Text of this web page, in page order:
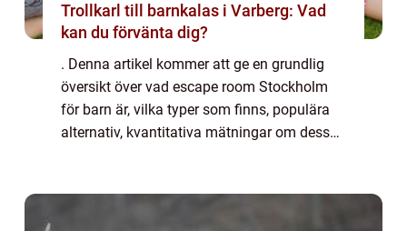
Trollkarl till barnkalas i Varberg: Vad
kan du förvänta dig?
. Denna artikel kommer att ge en grundlig
översikt över vad escape room Stockholm
för barn är, vilka typer som finns, populära
alternativ, kvantitativa mätningar om dess